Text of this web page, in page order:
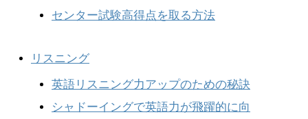
センター試験高得点を取る方法
リスニング
英語リスニング力アップのための秘訣
シャドーイングで英語力が飛躍的に向